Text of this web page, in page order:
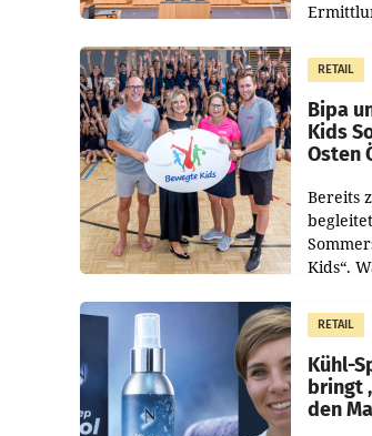
im
RETAIL
Bipa
Kids
Osten
Bereits
Kids“.
Juli und
RETAIL
Kühl-
bringt
den